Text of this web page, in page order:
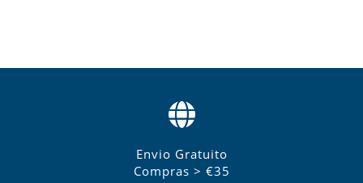
Envio Gratuito
Compras > €35